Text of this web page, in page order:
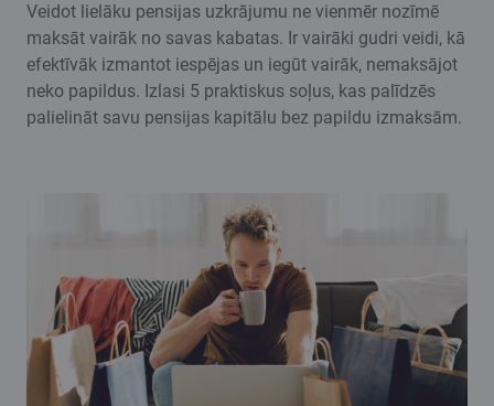
Veidot lielāku pensijas uzkrājumu ne vienmēr nozīmē
maksāt vairāk no savas kabatas. Ir vairāki gudri veidi, kā
efektīvāk izmantot iespējas un iegūt vairāk, nemaksājot
neko papildus. Izlasi 5 praktiskus soļus, kas palīdzēs
palielināt savu pensijas kapitālu bez papildu izmaksām.